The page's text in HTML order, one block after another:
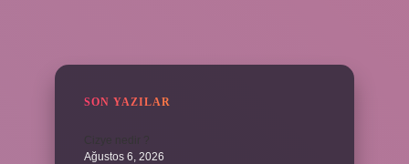
SON YAZILAR
Ağustos 6, 2026